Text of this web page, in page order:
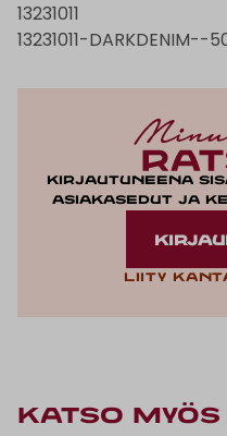
13231011
13231011-DARKDENIM--
Kirjautuneena
asiakasedut ja
Liity
KATSO MYÖS